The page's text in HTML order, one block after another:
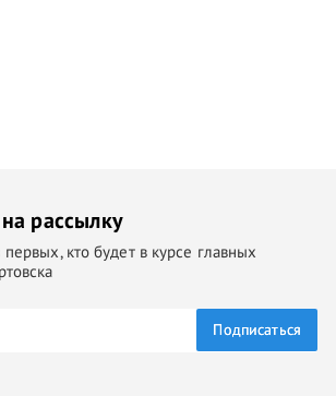
рассылку
кто будет в курсе главных
Подписаться